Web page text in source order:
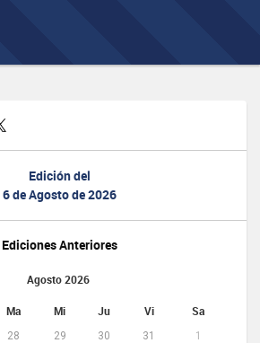
Edición del
6 de Agosto de 2026
Ediciones Anteriores
Agosto 2026
Ma Mi Ju Vi Sa
28 29 30 31
1